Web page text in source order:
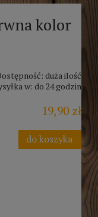
kolor
duża ilość
w: do 24 godzin
19,90 zł
do koszyka